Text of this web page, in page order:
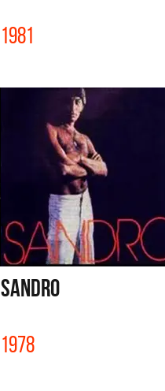
1981
SANDRO
1978